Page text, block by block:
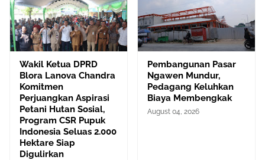
Wakil Ketua DPRD
Blora Lanova Chandra
Komitmen
Perjuangkan Aspirasi
Petani Hutan Sosial,
Program CSR Pupuk
Indonesia Seluas 2.000
Hektare Siap
Digulirkan
Pembangunan Pasar
Ngawen Mundur,
Pedagang Keluhkan
Biaya Membengkak
August 04, 2026